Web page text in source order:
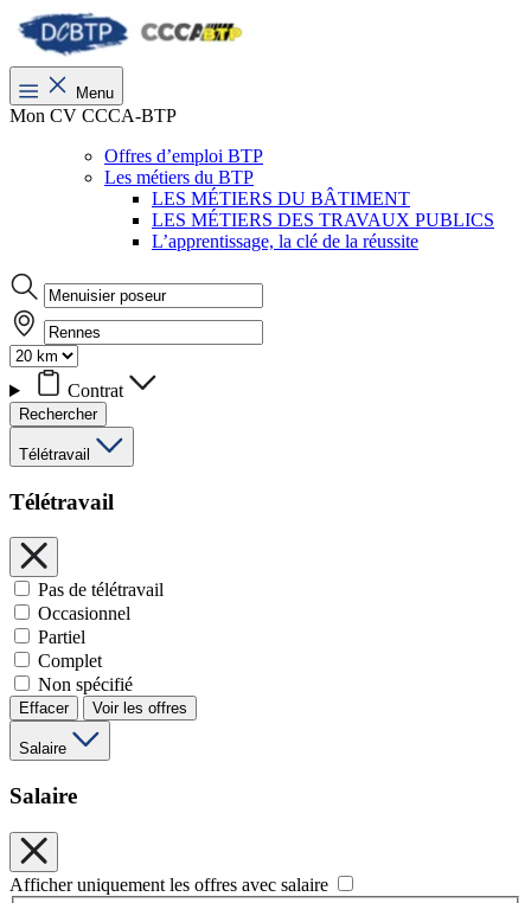
Menu
Mon CV CCCA-BTP
Offres d’emploi BTP
Les métiers du BTP
LES MÉTIERS DU BÂTIMENT
LES MÉTIERS DES TRAVAUX PUBLICS
L’apprentissage, la clé de la réussite
Contrat
Rechercher
Télétravail
Télétravail
Pas de télétravail
Occasionnel
Partiel
Complet
Non spécifié
Effacer Voir les offres
Salaire
Salaire
Afficher uniquement les offres avec salaire